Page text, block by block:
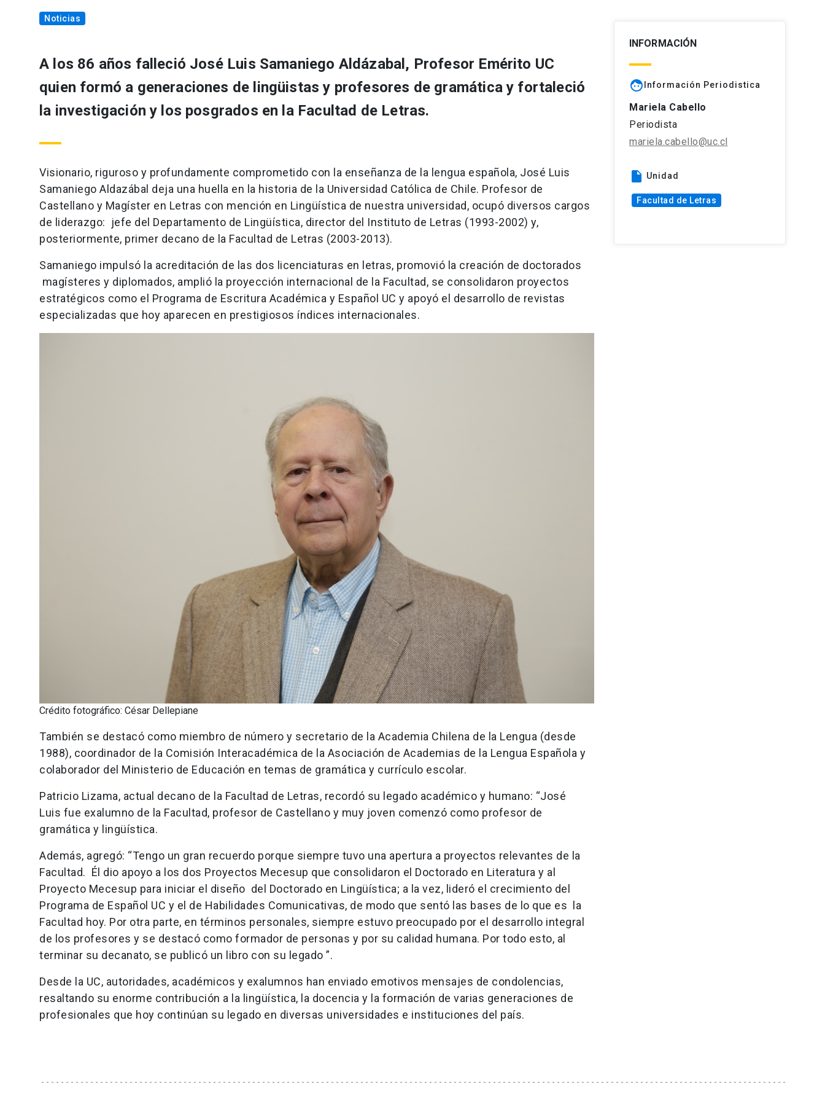
Noticias
A los 86 años falleció José Luis Samaniego Aldázabal, Profesor Emérito UC
quien formó a generaciones de lingüistas y profesores de gramática y fortaleció
la investigación y los posgrados en la Facultad de Letras.
Visionario, riguroso y profundamente comprometido con la enseñanza de la lengua española, José Luis
Samaniego Aldazábal deja una huella en la historia de la Universidad Católica de Chile. Profesor de
Castellano y Magíster en Letras con mención en Lingüística de nuestra universidad, ocupó diversos cargos
de liderazgo: jefe del Departamento de Lingüística, director del Instituto de Letras (1993-2002) y,
posteriormente, primer decano de la Facultad de Letras (2003-2013).
Samaniego impulsó la acreditación de las dos licenciaturas en letras, promovió la creación de doctorados
magísteres y diplomados, amplió la proyección internacional de la Facultad, se consolidaron proyectos
estratégicos como el Programa de Escritura Académica y Español UC y apoyó el desarrollo de revistas
especializadas que hoy aparecen en prestigiosos índices internacionales.
Crédito fotográfico: César Dellepiane
También se destacó como miembro de número y secretario de la Academia Chilena de la Lengua (desde
1988), coordinador de la Comisión Interacadémica de la Asociación de Academias de la Lengua Española y
colaborador del Ministerio de Educación en temas de gramática y currículo escolar.
Patricio Lizama, actual decano de la Facultad de Letras, recordó su legado académico y humano: “José
Luis fue exalumno de la Facultad, profesor de Castellano y muy joven comenzó como profesor de
gramática y lingüística.
Además, agregó: “Tengo un gran recuerdo porque siempre tuvo una apertura a proyectos relevantes de la
Facultad. Él dio apoyo a los dos Proyectos Mecesup que consolidaron el Doctorado en Literatura y al
Proyecto Mecesup para iniciar el diseño del Doctorado en Lingüística; a la vez, lideró el crecimiento del
Programa de Español UC y el de Habilidades Comunicativas, de modo que sentó las bases de lo que es la
Facultad hoy. Por otra parte, en términos personales, siempre estuvo preocupado por el desarrollo integral
de los profesores y se destacó como formador de personas y por su calidad humana. Por todo esto, al
terminar su decanato, se publicó un libro con su legado ”.
Desde la UC, autoridades, académicos y exalumnos han enviado emotivos mensajes de condolencias,
resaltando su enorme contribución a la lingüística, la docencia y la formación de varias generaciones de
profesionales que hoy continúan su legado en diversas universidades e instituciones del país.
INFORMACIÓN
face Información Periodistica
Mariela Cabello
Periodista
mariela.cabello@uc.cl
insert_drive_file Unidad
Facultad de Letras